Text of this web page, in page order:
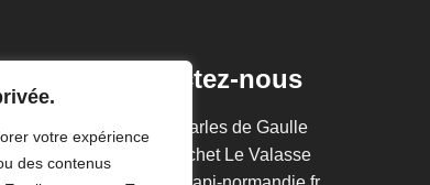
votre expérience
des contenus
Contactez-nous
47 Rue Charles de Gaulle
76210 Gruchet Le Valasse